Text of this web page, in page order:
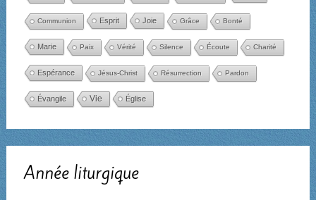
Communion Esprit Joie Grâce Bonté
Marie Paix Vérité Silence Écoute Charité
Espérance Jésus-Christ Résurrection Pardon
Évangile Vie Église
Année liturgique